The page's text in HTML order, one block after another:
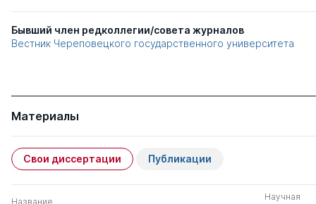
Бывший член редколлегии/совета журналов
Вестник Череповецкого государственного университета
Материалы
Свои диссертации Публикации
Название
Научная